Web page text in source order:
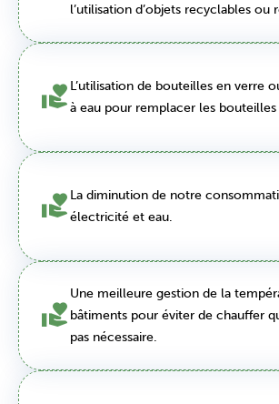
l’utilisation d’objets recyclables ou
L’utilisation de bouteilles en verre
à eau pour remplacer les bouteilles
La diminution de notre
électricité et eau.
Une meilleure gestion de la
bâtiments pour éviter de chauffer
pas nécessaire.